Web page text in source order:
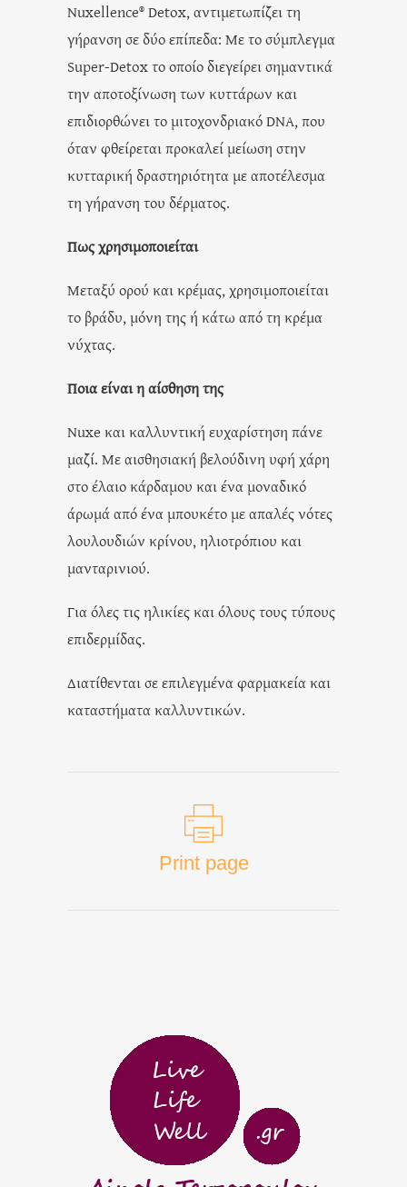
Nuxellence® Detox, αντιμετωπίζει τη
γήρανση σε δύο επίπεδα: Με το σύμπλεγμα
Super-Detox το οποίο διεγείρει σημαντικά
την αποτοξίνωση των κυττάρων και
επιδιορθώνει το μιτοχονδριακό DNA, που
όταν φθείρεται προκαλεί μείωση στην
κυτταρική δραστηριότητα με αποτέλεσμα
τη γήρανση του δέρματος.
Πως χρησιμοποιείται
Μεταξύ ορού και κρέμας, χρησιμοποιείται
το βράδυ, μόνη της ή κάτω από τη κρέμα
νύχτας.
Ποια είναι η αίσθηση της
Nuxe και καλλυντική ευχαρίστηση πάνε
μαζί. Με αισθησιακή βελούδινη υφή χάρη
στο έλαιο κάρδαμου και ένα μοναδικό
άρωμά από ένα μπουκέτο με απαλές νότες
λουλουδιών κρίνου, ηλιοτρόπιου και
μανταρινιού.
Για όλες τις ηλικίες και όλους τους τύπους
επιδερμίδας.
Διατίθενται σε επιλεγμένα φαρμακεία και
καταστήματα καλλυντικών.
Print page